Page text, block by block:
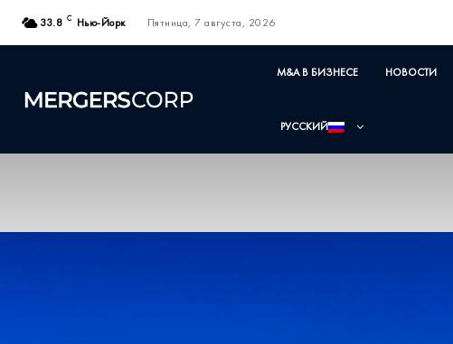
33.8 C Нью-Йорк Пятница, 7 августа, 2026
M&A В БИЗНЕСЕ НОВОСТИ
РУССКИЙ